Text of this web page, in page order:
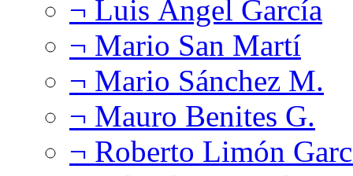
¬ Luis Ángel García
¬ Mario San Martí
¬ Mario Sánchez M.
¬ Mauro Benites G.
¬ Roberto Limón